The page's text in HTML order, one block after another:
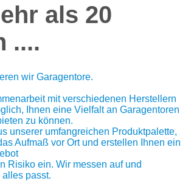
als 20
....
wir Garagentore.
mit verschiedenen Herstellern
Ihnen eine Vielfalt an Garagentoren
zu können.
unserer umfangreichen Produktpalette,
Aufmaß vor Ort und erstellen Ihnen ein
ein. Wir messen auf und
passt.